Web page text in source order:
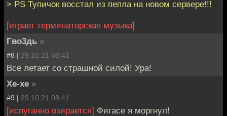
> PS Тупичок восстал из пепла на новом сервере!!!
[играет терминаторская музыка]
Гво3дь »
#8 | 29.10.21 08:41
Все летает со страшной силой! Ура!
Хе-хе »
#9 | 29.10.21 08:41
[испуганно озирается] Фигасе я моргнул!